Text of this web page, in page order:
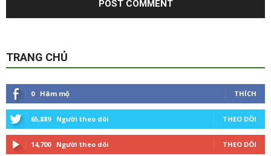
TRANG CHỦ
0 Hâm mộ THÍCH
65,889 Người theo dõi THEO DÕI
14,700 Người theo dõi THEO DÕI